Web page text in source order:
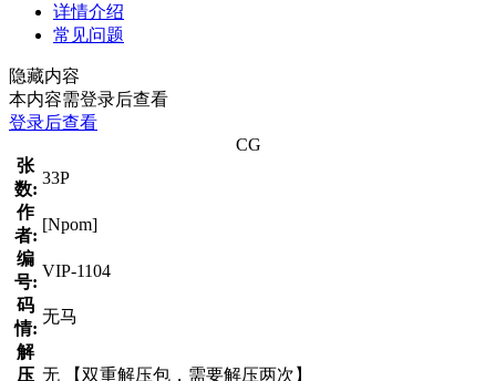
详情介绍
常见问题
隐藏内容
本内容需登录后查看
登录后查看
CG
张
数:
33P
作
者:
[Npom]
编
号:
VIP-1104
码
情:
无马
解
压 无 【双重解压包，需要解压两次】